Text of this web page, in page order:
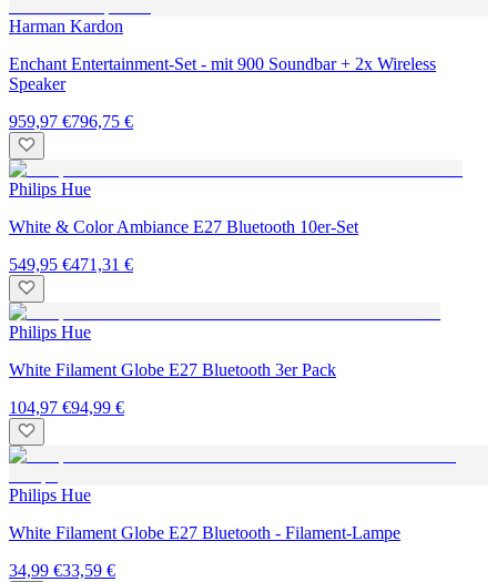
Harman Kardon
Enchant Entertainment-Set - mit 900 Soundbar + 2x Wireless
Speaker
959,97 €796,75 €
Philips Hue
White & Color Ambiance E27 Bluetooth 10er-Set
549,95 €471,31 €
Philips Hue
White Filament Globe E27 Bluetooth 3er Pack
104,97 €94,99 €
Philips Hue
White Filament Globe E27 Bluetooth - Filament-Lampe
34,99 €33,59 €